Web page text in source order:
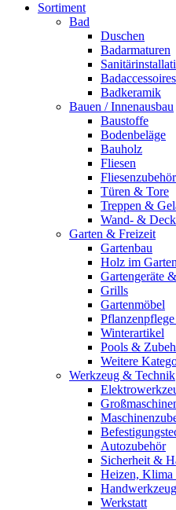
Sortiment
Bad
Duschen
Badarmaturen
Badaccessoires
Badkeramik
Bauen / Innenausbau
Baustoffe
Bodenbeläge
Bauholz
Fliesen
Fliesenzubehör
Türen & Tore
Treppen &
Wand- &
Garten & Freizeit
Gartenbau
Holz im Garten
Gartengeräte
Grills
Gartenmöbel
Winterartikel
Pools &
Weitere
Werkzeug & Technik
Autozubehör
Sicherheit &
Heizen, Klima
Werkstatt